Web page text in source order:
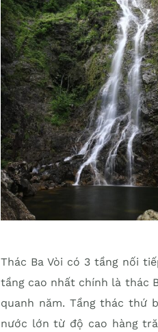
Thác Ba Vòi có 3 tầng nối
tầng cao nhất chính là thác
quanh năm. Tầng thác thứ
nước lớn từ độ cao hàng